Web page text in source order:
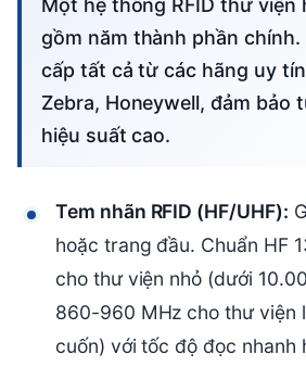
Một hệ thống RFID thư viện hoàn chỉnh bao
gồm năm thành phần chính.
cấp tất cả từ các hãng uy
Zebra, Honeywell, đảm bảo
hiệu suất cao.
Tem nhãn RFID (HF/UHF):
hoặc trang đầu. Chuẩn HF
cho thư viện nhỏ (dưới
860-960 MHz cho thư viện
cuốn) với tốc độ đọc nhanh